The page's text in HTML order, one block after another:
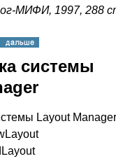
МИФИ, 1997, 288
системы
Layout Manager